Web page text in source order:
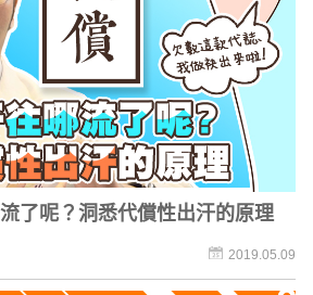
了呢？洞悉代償性出汗的原理
2019.05.09